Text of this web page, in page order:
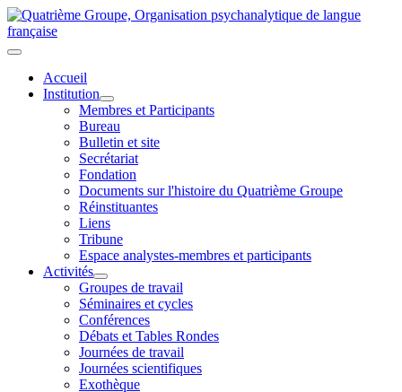
Accueil
Institution
Membres et Participants
Bureau
Bulletin et site
Secrétariat
Fondation
Documents sur l'histoire du Quatrième Groupe
Réinstituantes
Liens
Tribune
Espace analystes-membres et participants
Activités
Groupes de travail
Séminaires et cycles
Conférences
Débats et Tables Rondes
Journées de travail
Journées scientifiques
Exothèque